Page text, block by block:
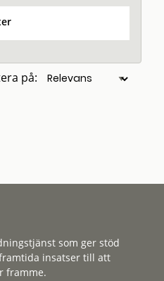
på:
som ger stöd
insatser till att
framme.